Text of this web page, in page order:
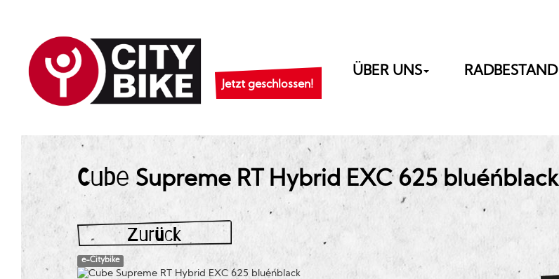
Jetzt geschlossen!
ÜBER UNS RADBESTAND
Cube Supreme RT Hybrid EXC 625 blue´n´black
Zurück
e-Citybike